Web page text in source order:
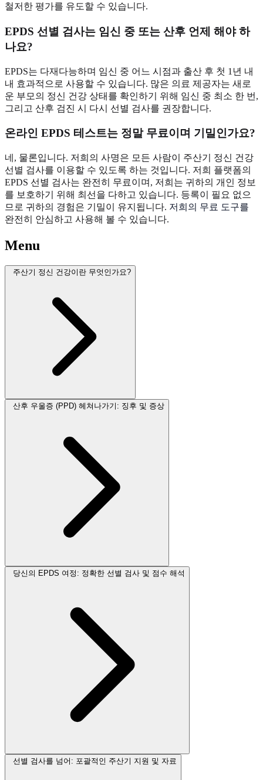
철저한 평가를 유도할 수 있습니다.
EPDS 선별 검사는 임신 중 또는 산후 언제 해야 하
나요?
EPDS는 다재다능하며 임신 중 어느 시점과 출산 후 첫 1년 내
내 효과적으로 사용할 수 있습니다. 많은 의료 제공자는 새로
운 부모의 정신 건강 상태를 확인하기 위해 임신 중 최소 한 번,
그리고 산후 검진 시 다시 선별 검사를 권장합니다.
온라인 EPDS 테스트는 정말 무료이며 기밀인가요?
네, 물론입니다. 저희의 사명은 모든 사람이 주산기 정신 건강
선별 검사를 이용할 수 있도록 하는 것입니다. 저희 플랫폼의
EPDS 선별 검사는 완전히 무료이며, 저희는 귀하의 개인 정보
를 보호하기 위해 최선을 다하고 있습니다. 등록이 필요 없으
므로 귀하의 경험은 기밀이 유지됩니다. 저희의 무료 도구를
완전히 안심하고 사용해 볼 수 있습니다.
Menu
주산기 정신 건강이란 무엇인가요?
산후 우울증 (PPD) 헤쳐나가기: 징후 및 증상
당신의 EPDS 여정: 정확한 선별 검사 및 점수 해석
선별 검사를 넘어: 포괄적인 주산기 지원 및 자료